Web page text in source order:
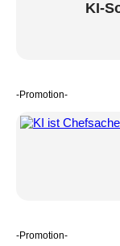
KI-
-Promotion-
-Promotion-